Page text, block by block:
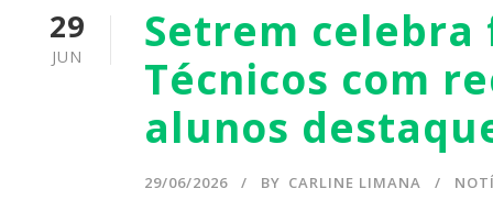
29
JUN
Setrem
Técnicos com
alunos
29/06/2026 BY CARLINE LIMANA